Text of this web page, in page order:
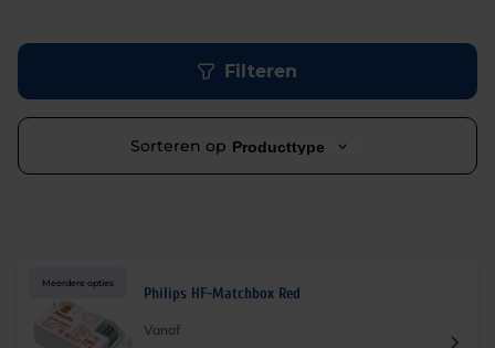
Filteren
Sorteren op Producttype
Meerdere opties
Philips HF-Matchbox Red
Vanaf